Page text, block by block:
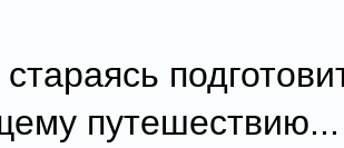
путешествию...